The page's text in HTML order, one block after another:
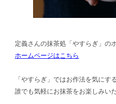
定義さんの抹茶処「やすらぎ」の
ホームページはこちら
「やすらぎ」ではお作法を気にす
誰でも気軽にお抹茶をお楽しみい